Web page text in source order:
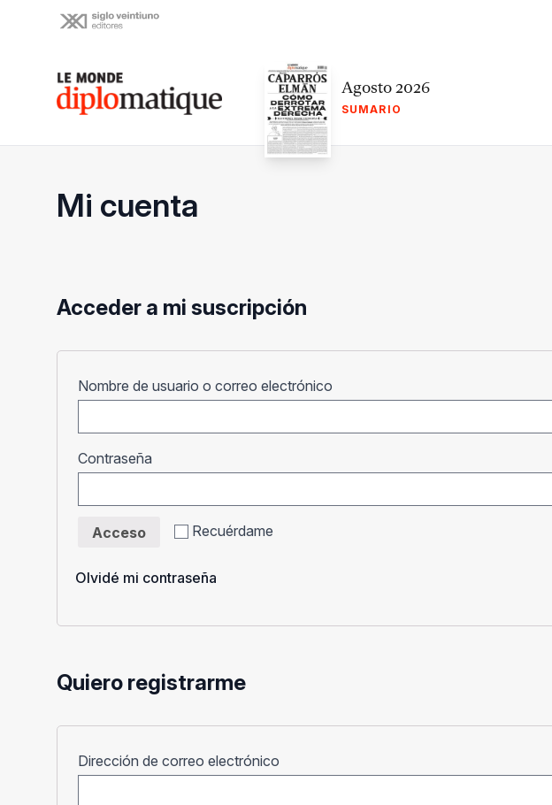
Le monde diplomatique Agosto 2026
SUMARIO
Mi cuenta
Acceder a mi suscripción
Nombre de usuario o correo electrónico
Contraseña
Recuérdame
Acceso
Olvidé mi contraseña
Quiero registrarme
Dirección de correo electrónico